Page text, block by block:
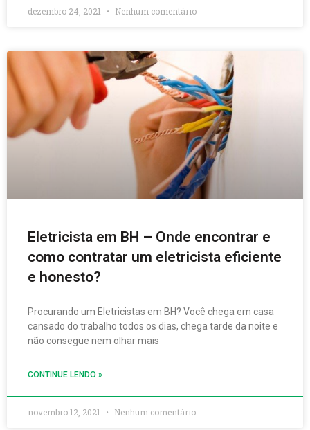
dezembro 24, 2021 Nenhum comentário
Eletricista em BH – Onde encontrar e
como contratar um eletricista eficiente
e honesto?
Procurando um Eletricistas em BH? Você chega em casa
cansado do trabalho todos os dias, chega tarde da noite e
não consegue nem olhar mais
CONTINUE LENDO »
novembro 12, 2021 Nenhum comentário